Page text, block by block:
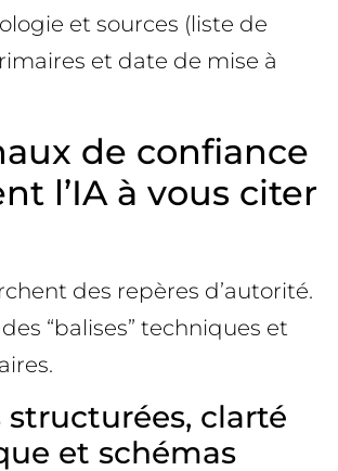
et sources (liste de
et date de mise à
de confiance
l’IA à vous citer
des repères d’autorité.
“balises” techniques et
structurées, clarté
et schémas